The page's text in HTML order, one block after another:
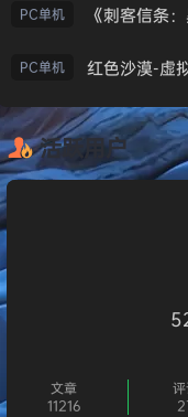
PC单机
PC单机
活跃用户
文章
11216